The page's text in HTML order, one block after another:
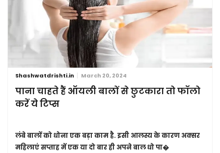
Shashwatdrishti.in March 20, 2024
पाना चाहते हैं ऑयली बालों से छुटकारा तो फॉलो
करें ये टिप्स
लंबे बालों को धोना एक बड़ा काम है. इसी आलस्य के कारण अक्सर
महिलाएं सप्ताह में एक या दो बार ही अपने बाल धो पा�